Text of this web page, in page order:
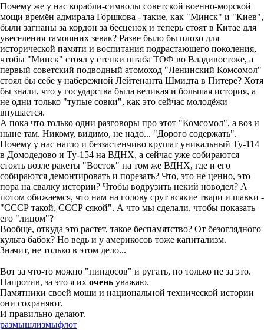
Почему же у нас корабли-символы советской военно-морской
мощи времён адмирала Горшкова - такие, как "Минск" и "Киев",
были загнаны за кордон за бесценок и теперь стоят в Китае для
увеселения тамошних зевак? Разве было бы плохо для
исторической памяти и воспитания подрастающего поколения,
чтобы "Минск" стоял у стенки штаба ТОФ во Владивостоке, а
первый советский подводный атомоход "Ленинский Комсомол"
стоял бы себе у набережной Лейтенанта Шмидта в Питере? Хотя
бы знали, что у государства была великая и большая история, а
не одни только "тупые совки", как это сейчас молодёжи
внушается.
А пока что только одни разговоры про этот "Комсомол", а воз и
ныне там. Никому, видимо, не надо... "Дорого содержать".
Почему у нас нагло и беззастенчиво крушат уникальный Ту-114
в Домодедово и Ту-154 на ВДНХ, а сейчас уже собираются
стоять возле ракеты "Восток" на том же ВДНХ, где и его
собираются демонтировать и порезать? Что, это не ценно, это
пора на свалку истории? Чтобы водрузить некий новодел? А
потом обижаемся, что нам на голову срут всякие твари и шавки -
"СССР такой, СССР сякой". А что мы сделали, чтобы показать
его "лицом"?
Вообще, откуда это растет, такое беспамятство? От безоглядного
культа бабок? Но ведь и у америкосов тоже капитализм.
Значит, не только в этом дело...
Вот за что-то можно "пиндосов" и ругать, но только не за это.
Напротив, за это я их очень уважаю.
Памятники своей мощи и национальной технической истории
они сохраняют.
И правильно делают.
размышлизмыфлот